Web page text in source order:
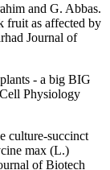
and G. Abbas.
fruit as affected by
Journal of
- a big BIG
Physiology
culture-succinct
max (L.)
of Biotech